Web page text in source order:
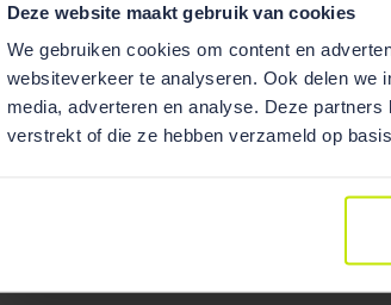
Deze website maakt gebruik van cookies
We gebruiken cookies om content en
websiteverkeer te analyseren. Ook delen we
media, adverteren en analyse. Deze
verstrekt of die ze hebben verzameld op